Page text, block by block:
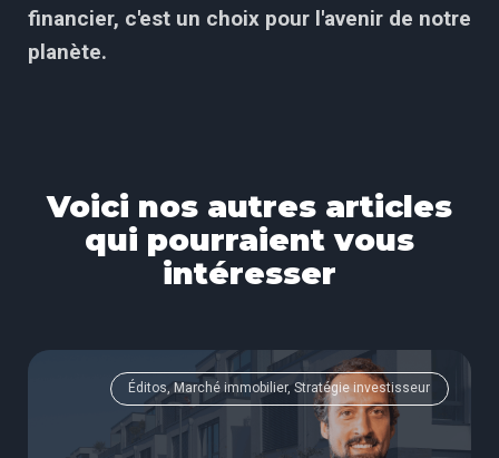
financier, c'est un choix pour l'avenir de notre
planète.
Voici nos autres articles
qui pourraient vous
intéresser
Éditos, Marché immobilier, Stratégie investisseur